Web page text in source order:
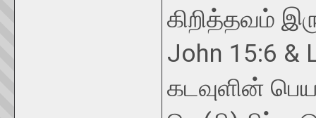
கிறித்தவம்
John 15:6 &
கடவுளின்